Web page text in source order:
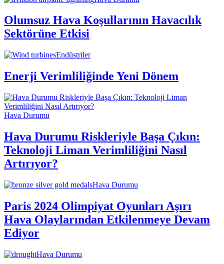
Olumsuz Hava Koşullarının Havacılık
Sektörüne Etkisi
Endüstriler
Enerji Verimliliğinde Yeni Dönem
Hava Durumu
Hava Durumu Riskleriyle Başa Çıkın:
Teknoloji Liman Verimliliğini Nasıl
Artırıyor?
Hava Durumu
Paris 2024 Olimpiyat Oyunları Aşırı
Hava Olaylarından Etkilenmeye Devam
Ediyor
Hava Durumu